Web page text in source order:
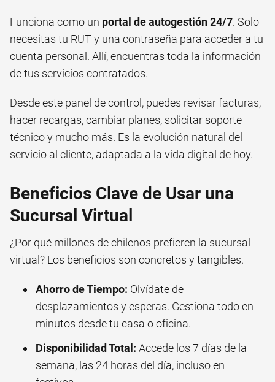
Funciona como un portal de autogestión 24/7. Solo
necesitas tu RUT y una contraseña para acceder a tu
cuenta personal. Allí, encuentras toda la información
de tus servicios contratados.
Desde este panel de control, puedes revisar facturas,
hacer recargas, cambiar planes, solicitar soporte
técnico y mucho más. Es la evolución natural del
servicio al cliente, adaptada a la vida digital de hoy.
Beneficios Clave de Usar una
Sucursal Virtual
¿Por qué millones de chilenos prefieren la sucursal
virtual? Los beneficios son concretos y tangibles.
Ahorro de Tiempo: Olvídate de
desplazamientos y esperas. Gestiona todo en
minutos desde tu casa o oficina.
Disponibilidad Total: Accede los 7 días de la
semana, las 24 horas del día, incluso en